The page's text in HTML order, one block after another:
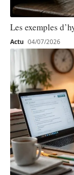
Les exemples
Actu 04/07/2026